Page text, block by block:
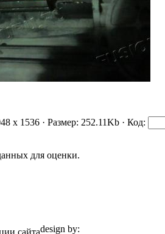
x 1536 · Размер: 252.11Kb · Код:
для оценки.
сайтаdesign by: